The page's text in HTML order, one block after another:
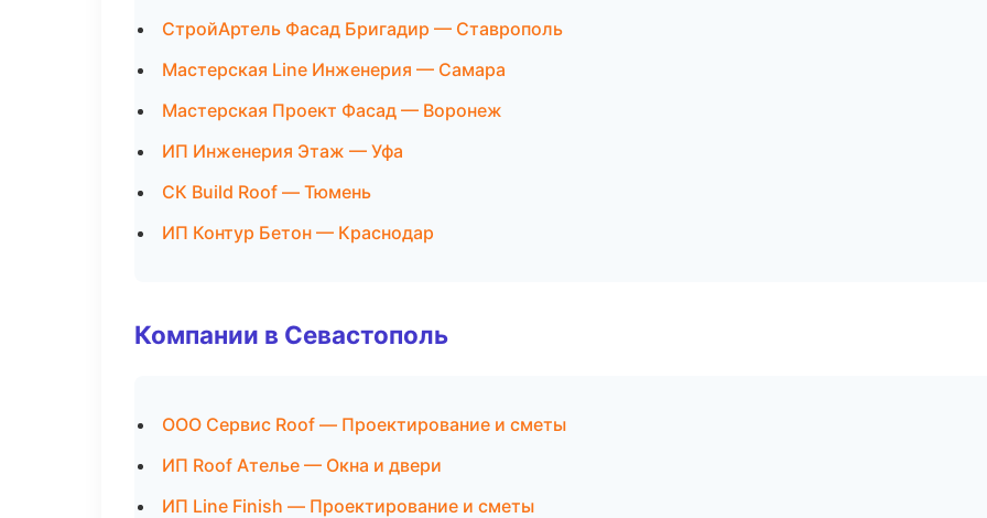
СтройАртель Фасад Бригадир — Ставрополь
Мастерская Line Инженерия — Самара
Мастерская Проект Фасад — Воронеж
ИП Инженерия Этаж — Уфа
СК Build Roof — Тюмень
ИП Контур Бетон — Краснодар
Компании в Севастополь
ООО Сервис Roof — Проектирование и сметы
ИП Roof Ателье — Окна и двери
ИП Line Finish — Проектирование и сметы